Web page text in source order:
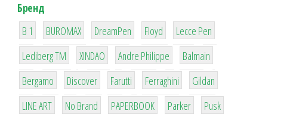
Бренд
B 1
1
BUROMAX
1
DreamPen
2
Floyd
2
Lecce Pen
3
Lediberg ТМ
3
XINDAO
1
Andre Philippe
4
Balmain
26
Bergamo
64
Discover
299
Farutti
4
Ferraghini
42
Gildan
4
LINE ART
90
No Brand
8
PAPERBOOK
6
Parker
2
Pusk